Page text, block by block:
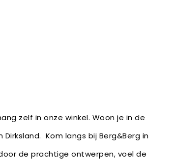
zelf in onze winkel. Woon je in de
Kom langs bij Berg&Berg in
de prachtige ontwerpen, voel de